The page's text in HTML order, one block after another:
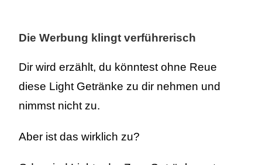
Die Werbung klingt verführerisch
Dir wird erzählt, du könntest ohne Reue
diese Light Getränke zu dir nehmen und
nimmst nicht zu.
Aber ist das wirklich zu?